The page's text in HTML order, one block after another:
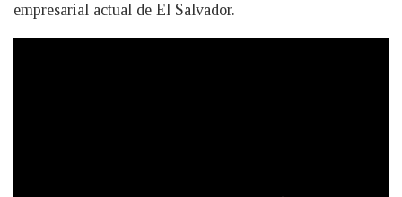
empresarial actual de El Salvador.